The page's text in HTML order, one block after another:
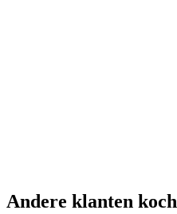
Andere klanten